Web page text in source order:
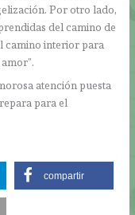
Por otro lado,
del camino de
camino interior para
atención puesta
para el
compartir